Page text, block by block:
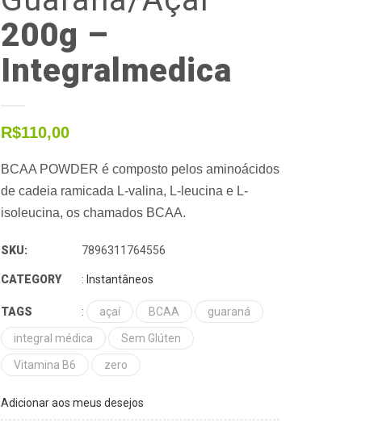
200g –
Integralmedica
R$110,00
BCAA POWDER é composto pelos aminoácidos
de cadeia rami­cada L-valina, L-leucina e L-
isoleucina, os chamados BCAA.
SKU: 7896311764556
CATEGORY : Instantâneos
TAGS : açaí BCAA guaraná
integral médica Sem Glúten
Vitamina B6 zero
Adicionar aos meus desejos